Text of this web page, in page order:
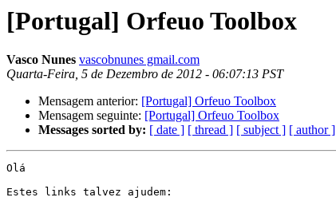
[Portugal] Orfeuo Toolbox
Vasco Nunes vascobnunes gmail.com
Quarta-Feira, 5 de Dezembro de 2012 - 06:07:13 PST
Mensagem anterior: [Portugal] Orfeuo Toolbox
Mensagem seguinte: [Portugal] Orfeuo Toolbox
Messages sorted by: [ date ] [ thread ] [ subject ] [ author ]
Olá
Estes links talvez ajudem: